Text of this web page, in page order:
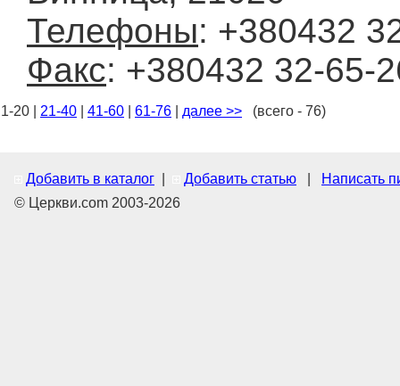
Телефоны: +380432
Факс: +380432 32-65-
1-20 | 21-40 41-60 61-76 далее >> (всего - 76)
Добавить в каталог Добавить статью
Написать
© Церкви.com 2003-2026